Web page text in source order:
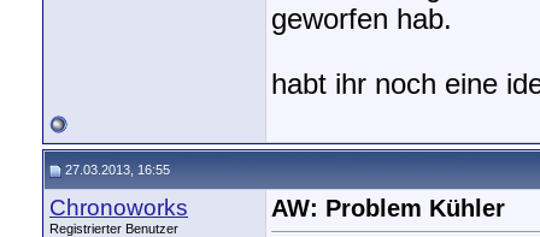
geworfen hab.
habt ihr noch eine
27.03.2013, 16:55
Chronoworks
Registrierter Benutzer
AW: Problem Kühler